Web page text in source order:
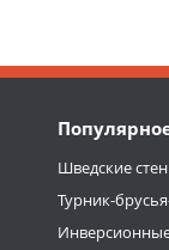
Шведские
Турник-